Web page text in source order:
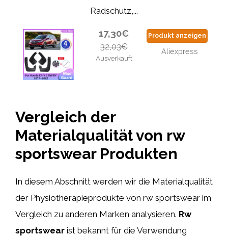
Radschutz,...
17,30€
32,03€
Ausverkauft
Produkt anzeigen
Aliexpress
Vergleich der
Materialqualität von rw
sportswear Produkten
In diesem Abschnitt werden wir die Materialqualität
der Physiotherapieprodukte von rw sportswear im
Vergleich zu anderen Marken analysieren. Rw
sportswear ist bekannt für die Verwendung